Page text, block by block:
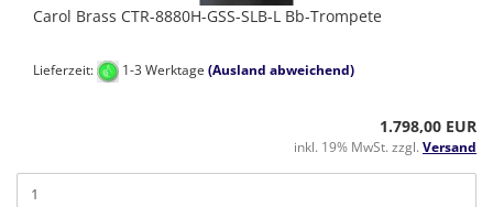
Carol Brass CTR-8880H-GSS-SLB-L Bb-Trompete
Lieferzeit: 1-3 Werktage (Ausland abweichend)
1.798,00 EUR
inkl. 19% MwSt. zzgl. Versand